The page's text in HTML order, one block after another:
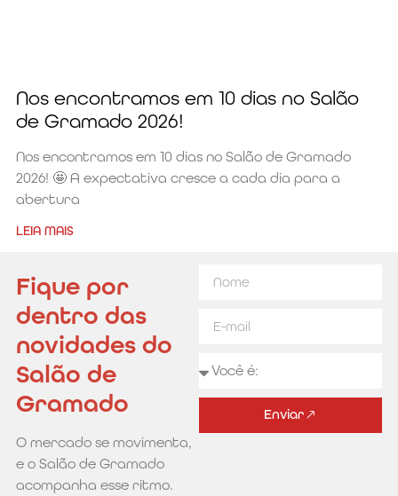
Nos encontramos em 10 dias no Salão
de Gramado 2026!
Nos encontramos em 10 dias no Salão de Gramado
2026! 🤩 A expectativa cresce a cada dia para a
abertura
LEIA MAIS
Fique por
dentro das
novidades do
Salão de
Gramado
O mercado se movimenta,
e o Salão de Gramado
acompanha esse ritmo.
Enviar